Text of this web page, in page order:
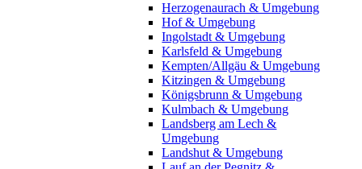
Herzogenaurach & Umgebung
Hof & Umgebung
Ingolstadt & Umgebung
Karlsfeld & Umgebung
Kempten/Allgäu & Umgebung
Kitzingen & Umgebung
Königsbrunn & Umgebung
Kulmbach & Umgebung
Landsberg am Lech &
Umgebung
Landshut & Umgebung